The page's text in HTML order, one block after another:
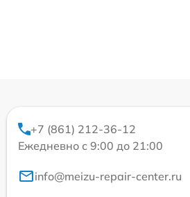
+7 (861) 212-36-12
Ежедневно с 9:00 до 21:00
info@meizu-repair-center.ru